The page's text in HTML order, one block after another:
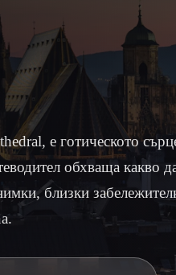
е готическото
обхваща какво
близки